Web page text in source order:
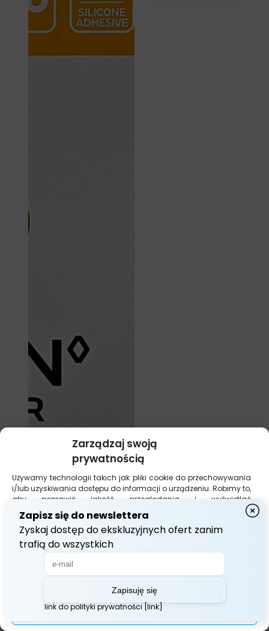
Zarządzaj swoją
prywatnością
Używamy technologii takich jak pliki cookie do przechowywania
i/lub uzyskiwania dostępu do informacji o urządzeniu. Robimy to,
aby poprawić jakość przeglądania i wyświetlać
(nie)spersonalizowane reklamy. Wyrażenie zgody na te
technologie umożliwi nam przetwarzanie danych, takich jak
zachowanie podczas przeglądania lub unikalne identyfikatory
na tej stronie. Brak wyrażenia zgody lub jej wycofanie może
niekorzystnie wpłynąć na niektóre cechy i funkcje.
Akceptuj Wszystko
Zarządzaj opcjami
Allevyn Gentle Border 10* 10cm
1szt